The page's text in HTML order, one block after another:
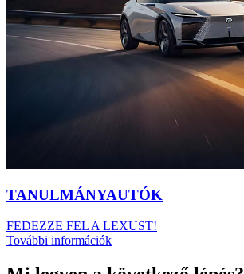
TANULMÁNYAUTÓK
FEDEZZE FEL A LEXUST!
További információk